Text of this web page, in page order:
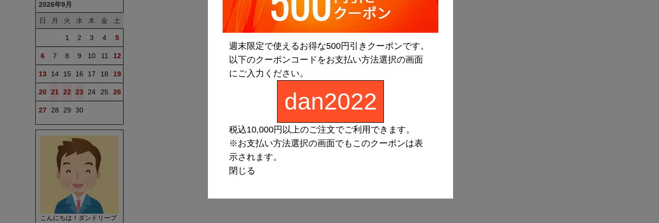
2026年9月
日 月 火 水 木 金 土
1 2 3 4 5
6 7 8 9 10 11 12
13 14 15 16 17 18 19
20 21 22 23 24 25 26
27 28 29 30
こんにちは！ダンドリープ
週末限定で使えるお得な500円引きクーポンです。
以下のクーポンコードをお支払い方法選択の画面
にご入力ください。
dan2022
税込10,000円以上のご注文でご利用できます。
※お支払い方法選択の画面でもこのクーポンは表
示されます。
閉じる